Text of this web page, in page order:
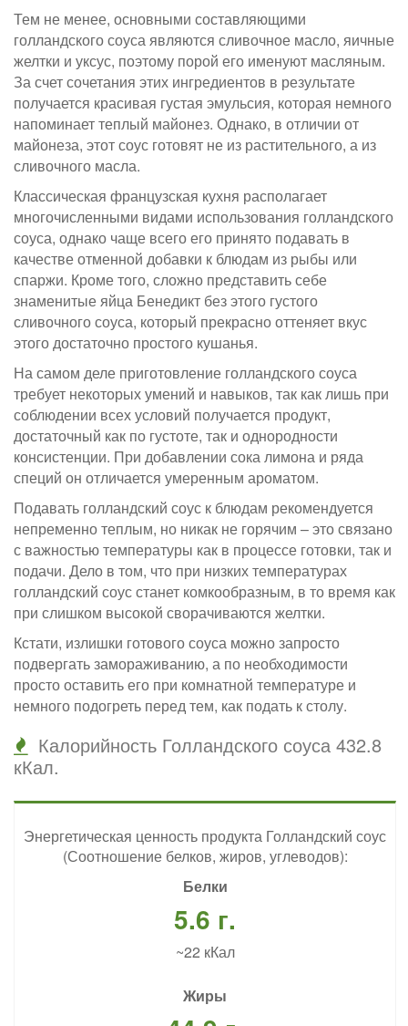
Тем не менее, основными составляющими
голландского соуса являются сливочное масло, яичные
желтки и уксус, поэтому порой его именуют масляным.
За счет сочетания этих ингредиентов в результате
получается красивая густая эмульсия, которая немного
напоминает теплый майонез. Однако, в отличии от
майонеза, этот соус готовят не из растительного, а из
сливочного масла.
Классическая французская кухня располагает
многочисленными видами использования голландского
соуса, однако чаще всего его принято подавать в
качестве отменной добавки к блюдам из рыбы или
спаржи. Кроме того, сложно представить себе
знаменитые яйца Бенедикт без этого густого
сливочного соуса, который прекрасно оттеняет вкус
этого достаточно простого кушанья.
На самом деле приготовление голландского соуса
требует некоторых умений и навыков, так как лишь при
соблюдении всех условий получается продукт,
достаточный как по густоте, так и однородности
консистенции. При добавлении сока лимона и ряда
специй он отличается умеренным ароматом.
Подавать голландский соус к блюдам рекомендуется
непременно теплым, но никак не горячим – это связано
с важностью температуры как в процессе готовки, так и
подачи. Дело в том, что при низких температурах
голландский соус станет комкообразным, в то время как
при слишком высокой сворачиваются желтки.
Кстати, излишки готового соуса можно запросто
подвергать замораживанию, а по необходимости
просто оставить его при комнатной температуре и
немного подогреть перед тем, как подать к столу.
Калорийность Голландского соуса 432.8
кКал.
Энергетическая ценность продукта Голландский соус
(Соотношение белков, жиров, углеводов):
Белки
5.6 г.
~22 кКал
Жиры